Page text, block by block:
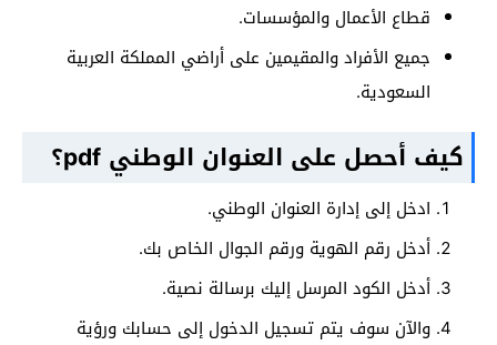
قطاع الأعمال والمؤسسات.
جميع الأفراد والمقيمين على أراضي المملكة العربية
السعودية.
كيف أحصل على العنوان الوطني pdf؟
ادخل إلى إدارة العنوان الوطني.
أدخل رقم الهوية ورقم الجوال الخاص بك.
أدخل الكود المرسل إليك برسالة نصية.
والآن سوف يتم تسجيل الدخول إلى حسابك ورؤية